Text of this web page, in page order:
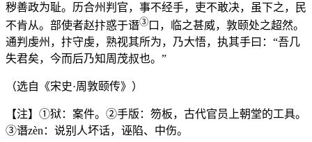
秽善政为耻。历合州判官，事不经手，吏不敢决，虽下之，民
不肯从。部使者赵抃惑于谮③ 口，临之甚威，敦颐处之超然。
通判虔州，抃守虔，熟视其所为，乃大悟，执其手曰：“吾几
失君矣，今而后乃知周茂叔也。”
（选自《宋史·周敦颐传》）
【注】①狱：案件。②手版：笏板，古代官员上朝堂的工具。
③谮zèn：说别人坏话，诬陷、中伤。